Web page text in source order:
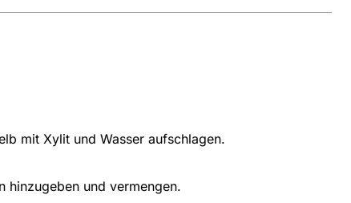
mit Xylit und Wasser aufschlagen.
hinzugeben und vermengen.